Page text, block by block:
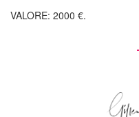
VALORE: 2000 €.